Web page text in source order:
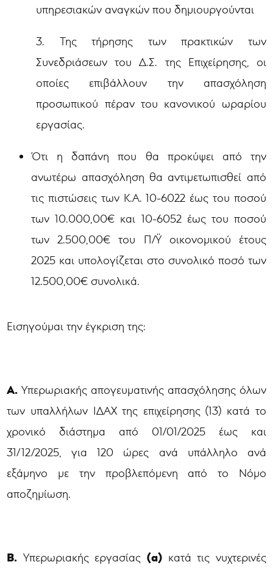
υπηρεσιακών αναγκών που δημιουργούνται
3. Της τήρησης των πρακτικών των
Συνεδριάσεων του Δ.Σ. της Επιχείρησης, οι
οποίες επιβάλλουν την απασχόληση
προσωπικού πέραν του κανονικού ωραρίου
εργασίας.
Ότι η δαπάνη που θα προκύψει από την
ανωτέρω απασχόληση θα αντιμετωπισθεί από
τις πιστώσεις των Κ.Α. 10-6022 έως του ποσού
των 10.000,00€ και 10-6052 έως του ποσού
των 2.500,00€ του Π/Ϋ οικονομικού έτους
2025 και υπολογίζεται στο συνολικό ποσό των
12.500,00€ συνολικά.
Εισηγούμαι την έγκριση της:
Α. Υπερωριακής απογευματινής απασχόλησης όλων
των υπαλλήλων ΙΔΑΧ της επιχείρησης (13) κατά το
χρονικό διάστημα από 01/01/2025 έως και
31/12/2025, για 120 ώρες ανά υπάλληλο ανά
εξάμηνο με την προβλεπόμενη από το Νόμο
αποζημίωση.
Β. Υπερωριακής εργασίας (α) κατά τις νυχτερινές